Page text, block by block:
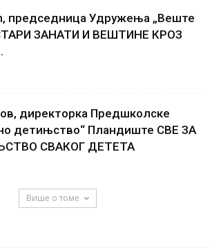
председница Удружења „Веште
ЗАНАТИ И ВЕШТИНЕ КРОЗ
директорка Предшколске
детињство“ Пландиште СВЕ ЗА
СВАКОГ ДЕТЕТА
Више о томе